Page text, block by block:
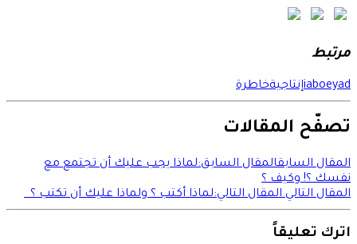
مرتبط
iaboeyadإنتاجيةخاطرة
تصفّح المقالات
المقال السابقالمقال السابق:لماذا يجب عليك أن تجتمع مع
نفسك ؟! وكيف ؟
المقال التالي المقال التالي:لماذا أكتب ؟ ولماذا عليك أن تكتب ؟
اترك تعليقاً